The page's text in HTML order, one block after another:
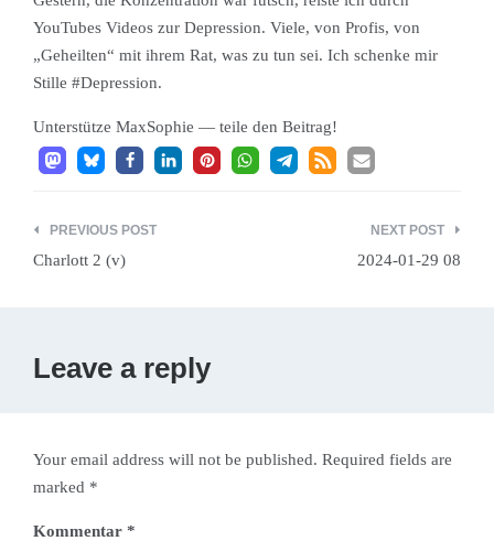
YouTubes Videos zur Depres­sion. Viele, von Profis, von
„Geheil­ten“ mit ihrem Rat, was zu tun sei. Ich schenke mir
Stille #Depres­sion.
Unter­stütze Max­So­phie — teile den Beitrag!
Beitragsnavigation
PREVIOUS POST
Charlott 2 (v)
NEXT POST
2024-01-29 08
Leave a reply
Your email address will not be published. Required fields are
marked *
Kommentar *